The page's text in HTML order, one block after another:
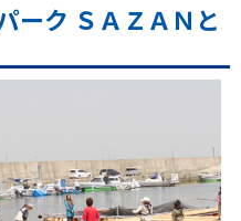
ーク ＳＡＺＡＮと